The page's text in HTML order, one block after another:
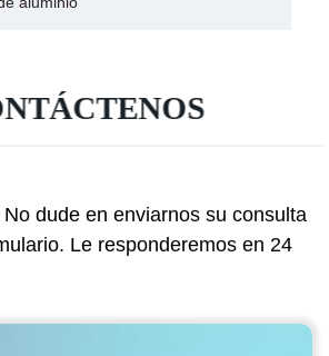
No dude en enviarnos su consulta
Le responderemos en 24